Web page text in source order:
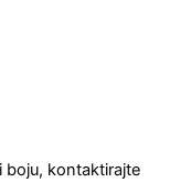
boju, kontaktirajte